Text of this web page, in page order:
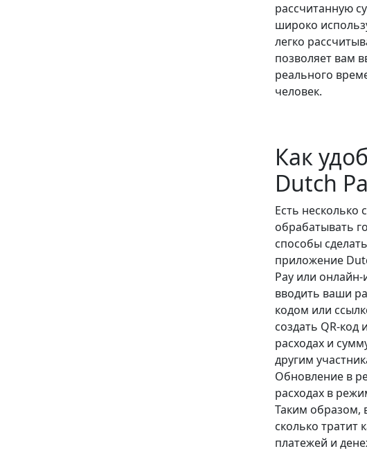
рассчитанную
широко
легко
позволяет вам
реального
человек.
Как
Dutch
Есть
обрабатывать
способы
приложение
Pay или
вводить ваши
кодом или
создать QR-
расходах и
другим
Обновление в
расходах в
Таким образом,
сколько тратит
платежей и